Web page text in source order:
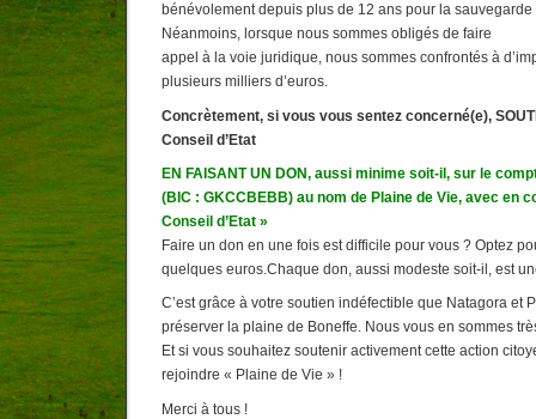
bénévolement depuis plus de 12 ans pour la
Néanmoins, lorsque nous sommes obligés de faire
appel à la voie juridique, nous sommes confrontés à
plusieurs milliers d’euros.
Concrètement, si vous vous sentez concerné(e),
Conseil d’Etat
EN FAISANT UN DON, aussi minime soit-il, sur le
(BIC : GKCCBEBB) au nom de Plaine de Vie, avec en
Conseil d’Etat »
Faire un don en une fois est difficile pour vous ? Optez
quelques euros.Chaque don, aussi modeste soit-il, est
C’est grâce à votre soutien indéfectible que Natagora et
préserver la plaine de Boneffe. Nous vous en sommes
Et si vous souhaitez soutenir activement cette action
rejoindre « Plaine de Vie » !
Merci à tous !